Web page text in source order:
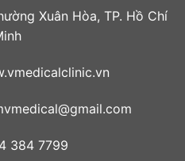
Xuân Hòa, TP. Hồ Chí
384 7799